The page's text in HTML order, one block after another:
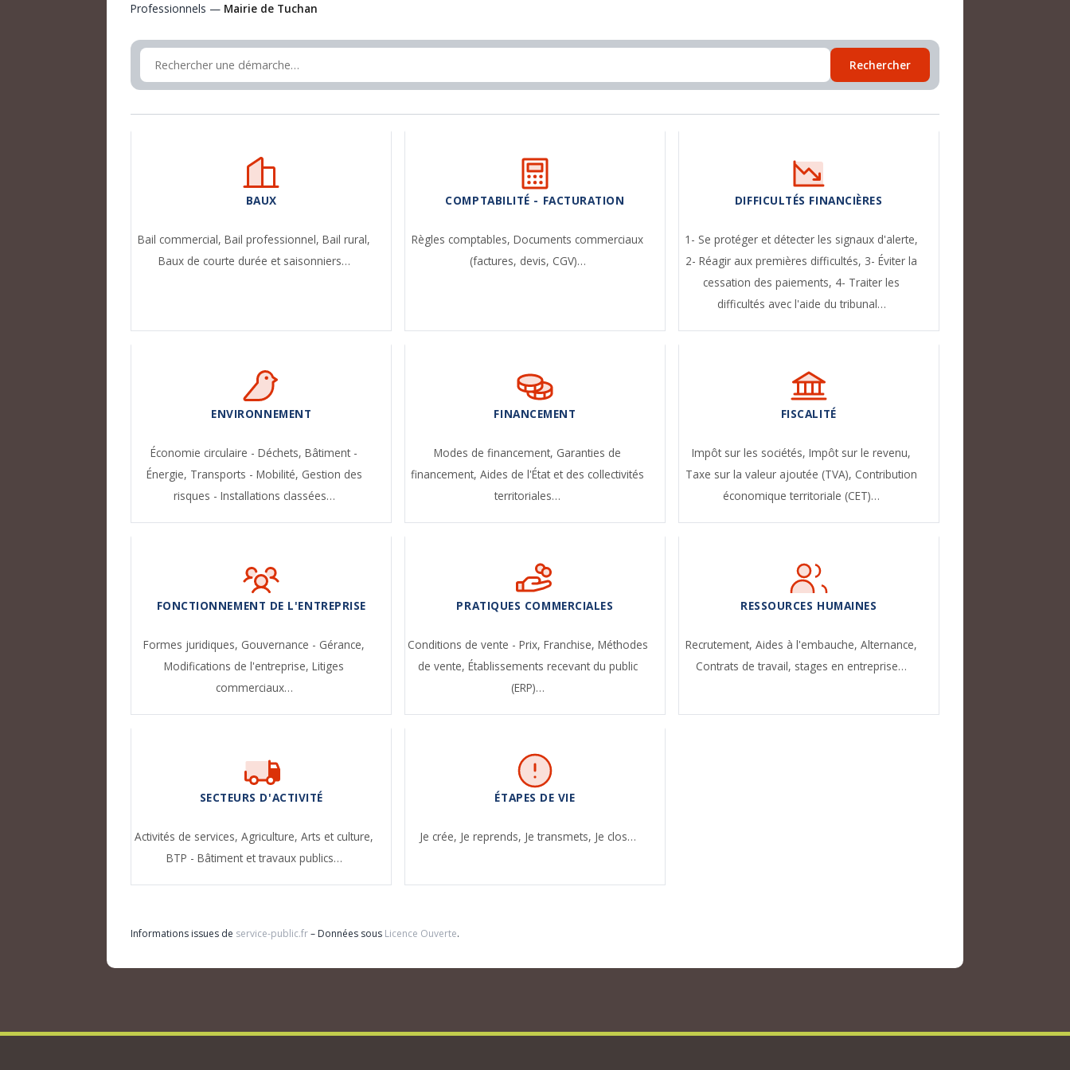
Professionnels — Mairie de Tuchan
Rechercher
BAUX
Bail commercial,Bail professionnel,Bail rural,
Baux de courte durée et saisonniers…
COMPTABILITÉ - FACTURATION
Règles comptables,Documents commerciaux
(factures, devis, CGV)…
DIFFICULTÉS FINANCIÈRES
1- Se protéger et détecter les signaux d'alerte,
2- Réagir aux premières difficultés, 3- Éviter la
cessation des paiements, 4- Traiter les
difficultés avec l'aide du tribunal…
ENVIRONNEMENT
Économie circulaire - Déchets,Bâtiment -
Énergie, Transports - Mobilité, Gestion des
risques - Installations classées…
FINANCEMENT
Modes de financement, Garanties de
financement,Aides de l'État et des collectivités
territoriales…
FISCALITÉ
Impôt sur les sociétés,Impôt sur le revenu,
Taxe sur la valeur ajoutée (TVA), Contribution
économique territoriale (CET)…
FONCTIONNEMENT DE L'ENTREPRISE
Formes juridiques, Gouvernance - Gérance,
Modifications de l'entreprise,Litiges
commerciaux…
PRATIQUES COMMERCIALES
Conditions de vente - Prix, Franchise, Méthodes
de vente, Établissements recevant du public
(ERP)…
RESSOURCES HUMAINES
Recrutement,Aides à l'embauche,Alternance,
Contrats de travail, stages en entreprise…
SECTEURS D'ACTIVITÉ
Activités de services,Agriculture,Arts et culture,
BTP - Bâtiment et travaux publics…
ÉTAPES DE VIE
Je crée, Je reprends, Je transmets, Je clos…
Informations issues de service-public.fr– Données sous Licence Ouverte.